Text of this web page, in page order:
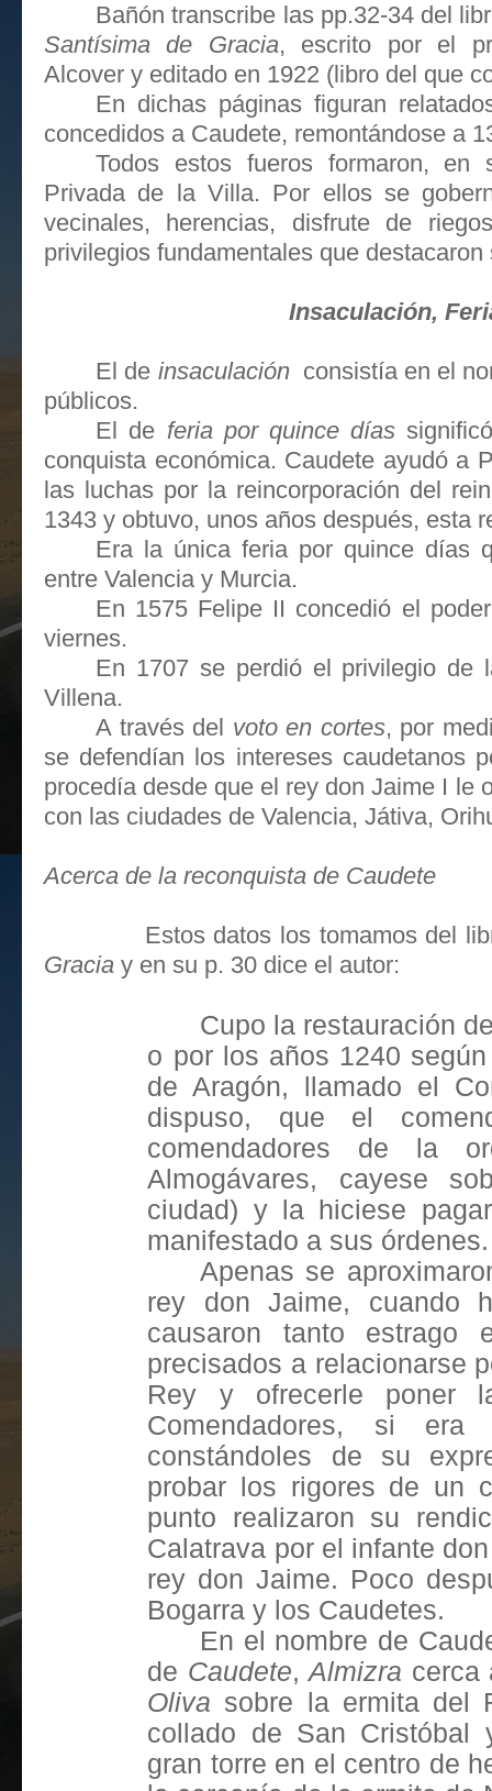
Bañón transcribe las pp.32-34 del
Santísima de Gracia, escrito por el
Alcover y editado en 1922 (libro del que
En dichas páginas figuran
concedidos a Caudete, remontándose a
Todos estos fueros formaron,
Privada de la Villa. Por ellos se
vecinales, herencias, disfrute de
privilegios fundamentales que destacaron
Insaculación,
El de insaculación consistía en el
públicos.
El de feria por quince días
conquista económica. Caudete ayudó a
las luchas por la reincorporación del
1343 y obtuvo, unos años después, esta
Era la única feria por quince días
entre Valencia y Murcia.
En 1575 Felipe II concedió el
viernes.
En 1707 se perdió el privilegio de
Villena.
A través del voto en cortes, por
se defendían los intereses caudetanos
procedía desde que el rey don Jaime I le
con las ciudades de Valencia, Játiva,
Acerca de la reconquista de Caudete
Estos datos los tomamos del
Gracia y en su p. 30 dice el autor:
Cupo la restauración
o por los años 1240
de Aragón, llamado el
dispuso, que el
comendadores de la
Almogávares, cayese
ciudad) y la hiciese
manifestado a sus órdenes.
Apenas se
rey don Jaime, cuando
causaron tanto
precisados a relacionarse
Rey y ofrecerle poner
Comendadores, si
constándoles de su
probar los rigores de un
punto realizaron su
Calatrava por el infante
rey don Jaime. Poco
Bogarra y los Caudetes.
En el nombre de
de Caudete,Almizra cerca
Oliva sobre la ermita del
collado de San
gran torre en el centro de